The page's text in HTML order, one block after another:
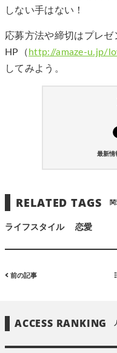
しない手はない！
応募方法や締切はプレゼ
HP（http://amaze-u.jp/
してみよう。
最新情
RELATED TAGS
ライフスタイル 恋愛
前の記事
ACCESS RANKING